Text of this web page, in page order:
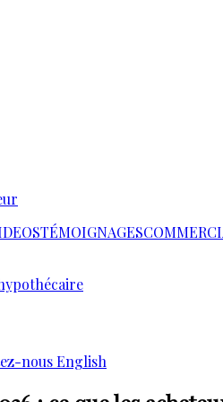
TÉMOIGNAGES
nousEnglish